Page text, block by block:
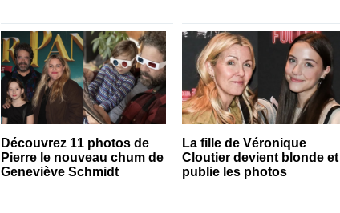
Découvrez 11 photos de
Pierre le nouveau chum de
Geneviève Schmidt
La fille de Véronique
Cloutier devient blonde et
publie les photos